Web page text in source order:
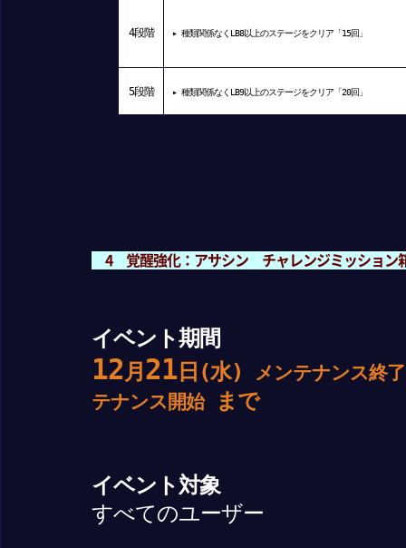
4段階 ▸ 種類関係なくLB8以上のステージをクリア「15回」
5段階 ▸ 種類関係なくLB9以上のステージをクリア「20回」
4 覚醒強化：アサシン チャレンジミッション
イベント期間
12月 21 日(水) メンテナンス終了
テナンス開始まで
イベント対象
すべてのユーザー